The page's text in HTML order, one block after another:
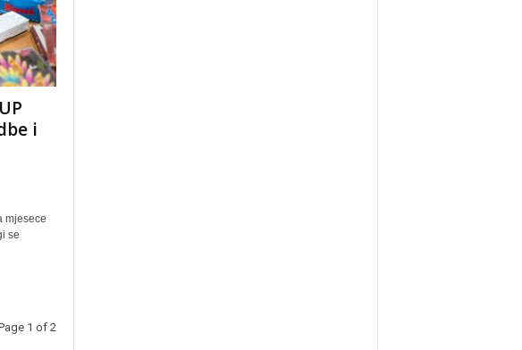
i
mjesece
se
1 of 2